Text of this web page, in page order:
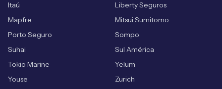
Itaú
Liberty Seguros
Mapfre
Mitsui Sumitomo
Porto Seguro
Sompo
Suhai
Sul América
Tokio Marine
Yelum
Youse
Zurich